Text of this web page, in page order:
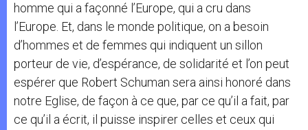
homme qui a façonné l’Europe, qui a cru dans
l’Europe. Et, dans le monde politique, on a besoin
d’hommes et de femmes qui indiquent un sillon
porteur de vie, d’espérance, de solidarité et l’on peut
espérer que Robert Schuman sera ainsi honoré dans
notre Eglise, de façon à ce que, par ce qu’il a fait, par
ce qu’il a écrit, il puisse inspirer celles et ceux qui